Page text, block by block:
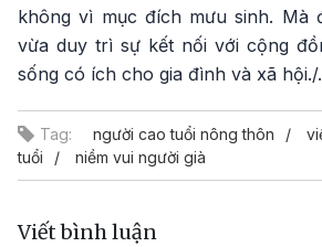
không vì mục đích mưu sinh. Mà
vừa duy trì sự kết nối với cộng
sống có ích cho gia đình và xã hội./.
Tag: người cao tuổi nông thôn
tuổi
niềm vui người già
Viết bình luận